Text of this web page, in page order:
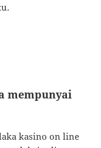
mempunyai
kasino on line